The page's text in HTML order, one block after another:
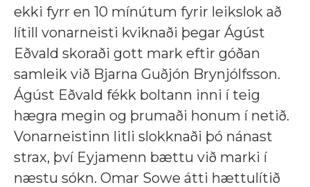
ekki fyrr en 10 mínútum fyrir leikslok að
lítill vonarneisti kviknaði þegar Ágúst
Eðvald skoraði gott mark eftir góðan
samleik við Bjarna Guðjón Brynjólfsson.
Ágúst Eðvald fékk boltann inni í teig
hægra megin og þrumaði honum í netið.
Vonarneistinn litli slokknaði þó nánast
strax, því Eyjamenn bættu við marki í
næstu sókn. Omar Sowe átti hættulítið